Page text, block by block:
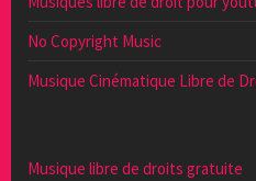
No Copyright Music
Musique Cinématique Libre de
Musique libre de droits gratuite